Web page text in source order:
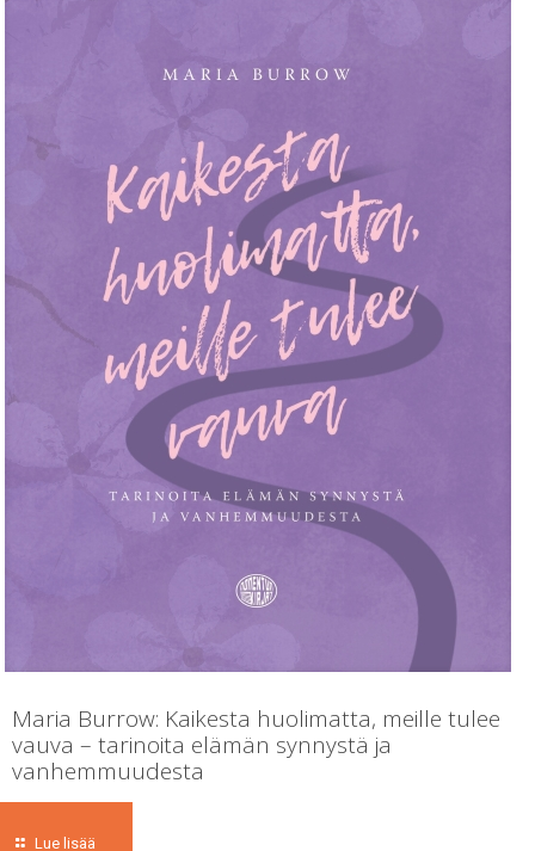
Maria Burrow: Kaikesta huolimatta, meille tulee
vauva – tarinoita elämän synnystä ja
vanhemmuudesta
Lue lisää